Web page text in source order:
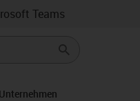
Teams
Unternehmen